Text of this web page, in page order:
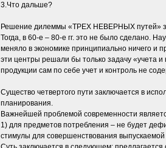
3.Что дальше?
Решение дилеммы «ТРЕХ НЕВЕРНЫХ путей»
Тогда, в 60-е – 80-е гг. это не было сделано.
меняло в экономике принципиально ничего и
эти центры решали бы только задачу «учета
продукции сам по себе учет и контроль не
Существо четвертого пути заключается в
планирования.
Важнейшей проблемой современности
1) для предметов потребления – не будет
стимулы для совершенствования